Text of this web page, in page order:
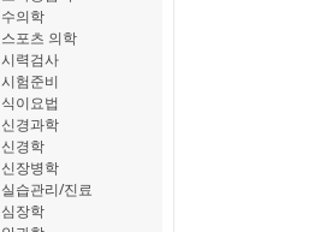
수의학
스포츠 의학
시력검사
시험준비
식이요법
신경과학
신경학
신장병학
실습관리/진료
심장학